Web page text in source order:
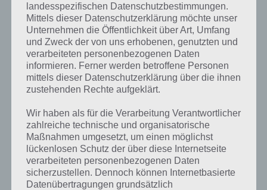
Kurze Begriffserklärung zur Lösung Zaun
Zaun ist die Lösung für das tägliche Bonus Rätsel am 19.5.2021 in 4
gibt es dazu zu wissen? Passt das Wort auch zu Landleben? Zu
bestimmten Lösungen präsentieren wir daher auch immer eine
kurze Begriffserklärung!
Zu Zaun haben wir zunächst keine weiteren Informationen parat!
landesspezifischen Datenschutzbestimmungen.
Mittels dieser Datenschutzerklärung möchte unser
Unternehmen die Öffentlichkeit über Art, Umfang
und Zweck der von uns erhobenen, genutzten und
verarbeiteten personenbezogenen Daten
informieren. Ferner werden betroffene Personen
mittels dieser Datenschutzerklärung über die ihnen
zustehenden Rechte aufgeklärt.
Wir haben als für die Verarbeitung Verantwortlicher
zahlreiche technische und organisatorische
Maßnahmen umgesetzt, um einen möglichst
lückenlosen Schutz der über diese Internetseite
verarbeiteten personenbezogenen Daten
sicherzustellen. Dennoch können Internetbasierte
Datenübertragungen grundsätzlich